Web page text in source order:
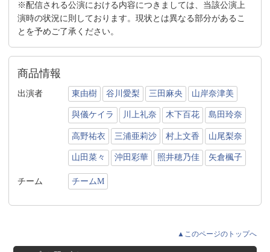
※配信される公演における内容につきましては、当該公演上
演時の状況に則しております。現状とは異なる部分があるこ
とを予めご了承ください。
商品情報
出演者 東由樹 谷川愛梨 三田麻央 山岸奈津美
與儀ケイラ 川上礼奈 木下百花 島田玲奈
高野祐衣 三浦亜莉沙 村上文香 山尾梨奈
山田菜々 沖田彩華 照井穂乃佳 矢倉楓子
チーム チームM
▲このページのトップへ